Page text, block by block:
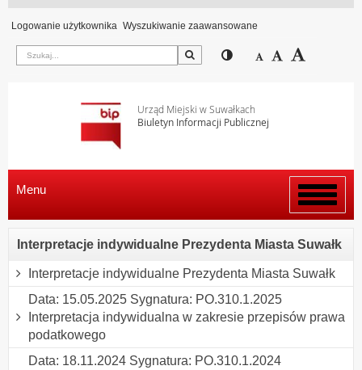
Logowanie użytkownika Wyszukiwanie zaawansowane
Szukaj Przełącz pomiędzy
Zmniejsz
Domyślny
Urząd Miejski w Suwałkach
Biuletyn Informacji Publicznej
Włącz
menu
Menu
Interpretacje indywidualne Prezydenta Miasta Suwałk
Interpretacje indywidualne Prezydenta Miasta Suwałk
Data: 15.05.2025 Sygnatura: PO.310.1.2025
Interpretacja indywidualna w zakresie przepisów prawa
podatkowego
Data: 18.11.2024 Sygnatura: PO.310.1.2024